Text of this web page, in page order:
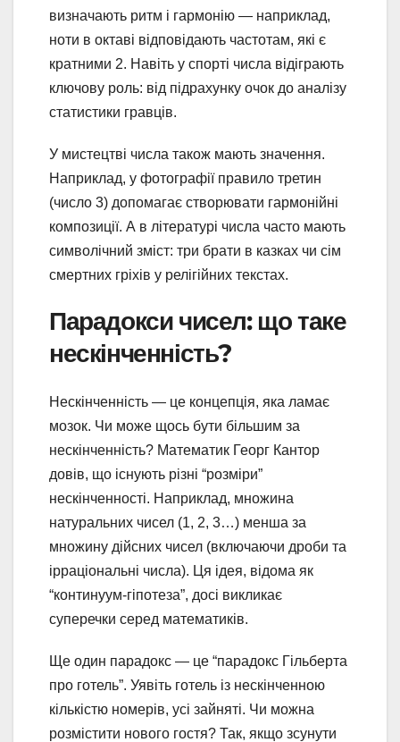
визначають ритм і гармонію — наприклад,
ноти в октаві відповідають частотам, які є
кратними 2. Навіть у спорті числа відіграють
ключову роль: від підрахунку очок до аналізу
статистики гравців.
У мистецтві числа також мають значення.
Наприклад, у фотографії правило третин
(число 3) допомагає створювати гармонійні
композиції. А в літературі числа часто мають
символічний зміст: три брати в казках чи сім
смертних гріхів у релігійних текстах.
Парадокси чисел: що таке
нескінченність?
Нескінченність — це концепція, яка ламає
мозок. Чи може щось бути більшим за
нескінченність? Математик Георг Кантор
довів, що існують різні “розміри”
нескінченності. Наприклад, множина
натуральних чисел (1, 2, 3…) менша за
множину дійсних чисел (включаючи дроби та
ірраціональні числа). Ця ідея, відома як
“континуум-гіпотеза”, досі викликає
суперечки серед математиків.
Ще один парадокс — це “парадокс Гільберта
про готель”. Уявіть готель із нескінченною
кількістю номерів, усі зайняті. Чи можна
розмістити нового гостя? Так, якщо зсунути